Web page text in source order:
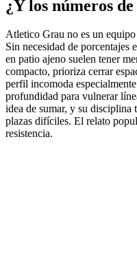
¿Y los números
Atletico Grau no es un equipo
Sin necesidad de porcentajes
en patio ajeno suelen tener
compacto, prioriza cerrar
perfil incomoda
profundidad para vulnerar
idea de sumar, y su
plazas difíciles. El relato
resistencia.